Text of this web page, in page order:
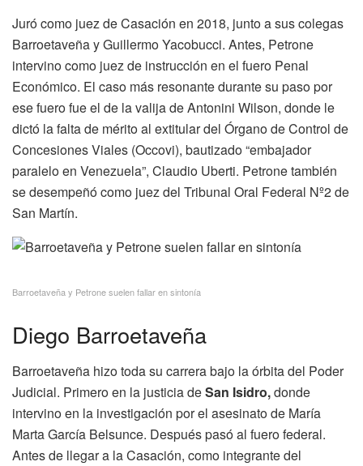
Juró como juez de Casación en 2018, junto a sus colegas
Barroetaveña y Guillermo Yacobucci. Antes, Petrone
intervino como juez de instrucción en el fuero Penal
Económico. El caso más resonante durante su paso por
ese fuero fue el de la valija de Antonini Wilson, donde le
dictó la falta de mérito al extitular del Órgano de Control de
Concesiones Viales (Occovi), bautizado “embajador
paralelo en Venezuela”, Claudio Uberti. Petrone también
se desempeñó como juez del Tribunal Oral Federal Nº2 de
San Martín.
Barroetaveña y Petrone suelen fallar en sintonía
Diego Barroetaveña
Barroetaveña hizo toda su carrera bajo la órbita del Poder
Judicial. Primero en la justicia deSan Isidro,donde
intervino en la investigación por el asesinato de María
Marta García Belsunce. Después pasó al fuero federal.
Antes de llegar a la Casación, como integrante del